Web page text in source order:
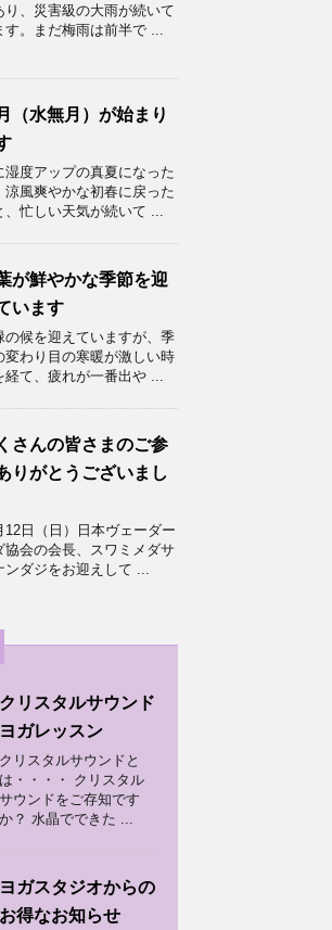
り、災害級の大雨が続いて
す。まだ梅雨は前半で ...
（水無月）が始まり
湿度アップの真夏になった
涼風爽やかな初春に戻った
、忙しい天気が続いて ...
が鮮やかな季節を迎
います
の候を迎えていますが、季
変わり目の寒暖が激しい時
経て、疲れが一番出や ...
さんの皆さまのご参
りがとうございまし
12日（日）日本ヴェーダー
協会の会長、スワミメダサ
ンダジをお迎えして ...
クリスタルサウンド
ヨガレッスン
クリスタルサウンドと
は・・・・ クリスタル
サウンドをご存知です
か？ 水晶でできた ...
ヨガスタジオからの
お得なお知らせ